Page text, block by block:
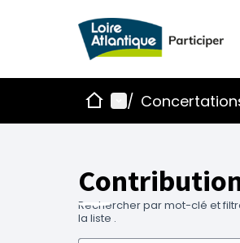
AccueilMenu principal
/
Rechercher par mot-clé et
la liste .